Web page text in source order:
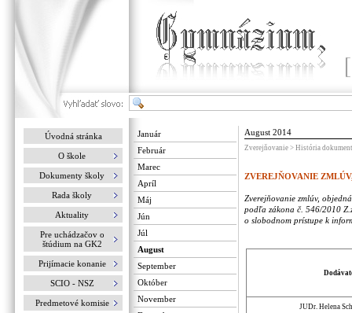
Úvodná stránka
O škole
Dokumenty školy
Rada školy
Aktuality
Pre uchádzačov o
štúdium na GK2
Prijímacie konanie
SCIO - NSZ
Predmetové komisie
August 2014
Zverejňovanie > História
ZVEREJŇOVANIE
Zverejňovanie zmlúv,
podľa zákona č. 546/2010
o slobodnom prístupe k
JUDr. Helena
Január
Február
Marec
Apríl
Máj
Jún
Júl
August
September
Október
November